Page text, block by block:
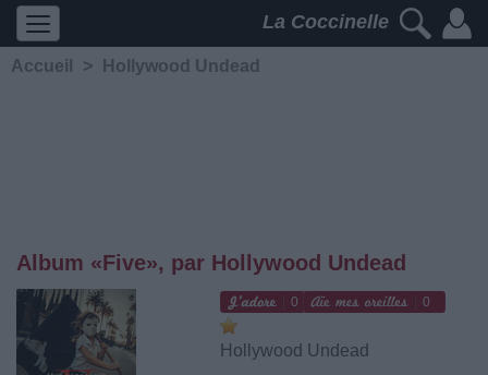
La Coccinelle
Accueil > Hollywood Undead
Album «Five», par Hollywood Undead
0 0
Hollywood Undead